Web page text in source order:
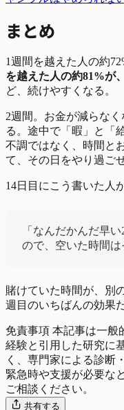
まとめ
1週間を越えた人の約
を越えた人の約81%が
ど、続けやすくなる。
2週間。お金が減らな
る。途中で「暇」と「
不調ではなく、時間と
て、その日をやり過ご
14日目にこう書いた人
「なんだかんだ早
ので、空いた時間は
賭けていた時間が、別
週目のいちばんの効果
免責事項 本記事は一般
経験と引用した研究に
く、専門家による診断
緊急時や支援が必要な
ご相談ください。
共有する